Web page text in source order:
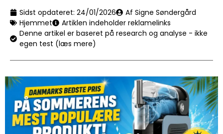
Sidst opdateret: 24/01/2026
Af Signe Søndergård
Hjemmet
Artiklen indeholder reklamelinks
Denne artikel er baseret på research og analyse - ikke
egen test (læs mere)